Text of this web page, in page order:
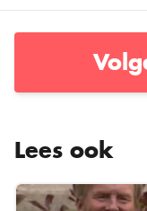
Lees ook